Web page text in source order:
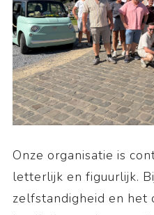
Onze organisatie is
letterlijk en figuurlijk.
zelfstandigheid en het